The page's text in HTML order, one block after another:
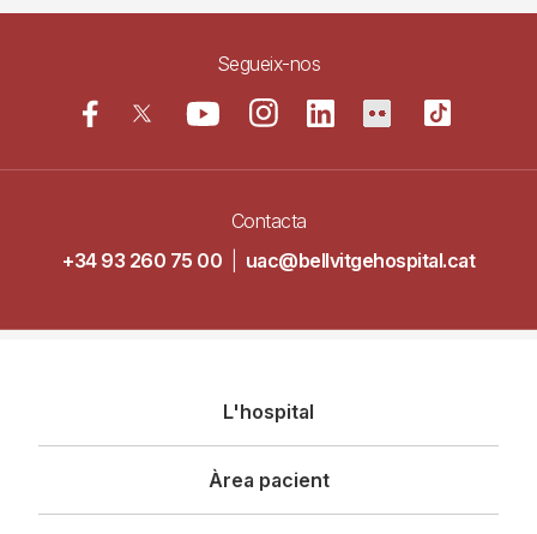
Segueix-nos
Contacta
+34 93 260 75 00
uac@bellvitgehospital.cat
principal
L'hospital
Àrea pacient